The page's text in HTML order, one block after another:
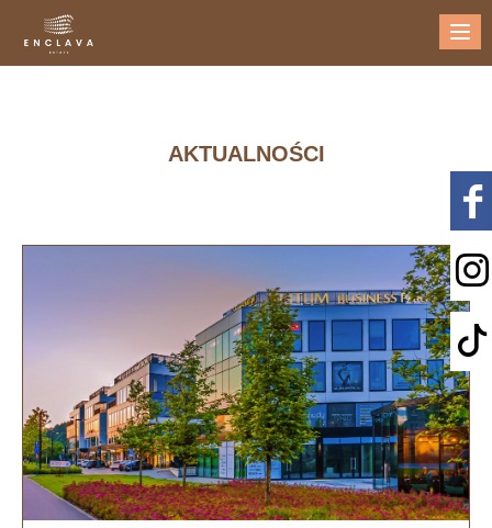
AKTUALNOŚCI